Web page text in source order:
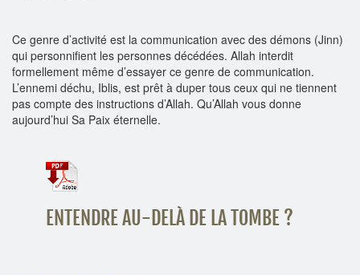
Ce genre d’activité est la communication avec des démons (Jinn)
qui personnifient les personnes décédées. Allah interdit
formellement même d’essayer ce genre de communication.
L’ennemi déchu, Iblis, est prêt à duper tous ceux qui ne tiennent
pas compte des instructions d’Allah. Qu’Allah vous donne
aujourd’hui Sa Paix éternelle.
ENTENDRE AU-DELÀ DE LA TOMBE ?